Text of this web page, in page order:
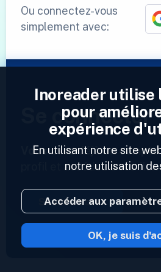
Ou connectez-vous
simplement avec:
Se connecter
Vous avez déjà un compte
profil et accédez à vos flux
Se connecter
2023 ©
Inoreader utilise
pour
expérience
En utilisant notre site
notre utilisation
Accéder aux
OK, je suis